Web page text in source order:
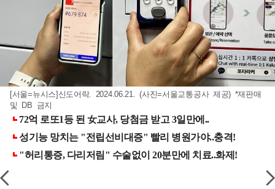
[서울=뉴시스]신도어락. 2024.06.21. (사진=서울교통공사 제공) *재판매
및 DB 금지